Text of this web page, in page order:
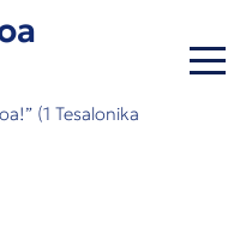
(1 Tesalonika